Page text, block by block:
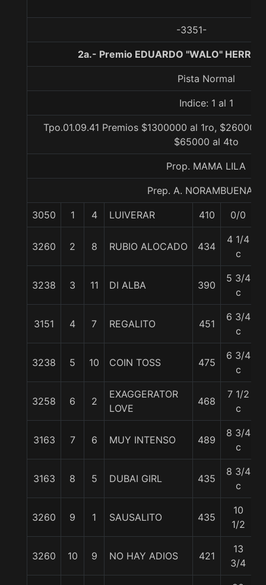
-3351-
2a.- Premio EDUARDO "WALO"
Pista Normal
Indice: 1 al 1
Tpo.01.09.41 Premios $1300000 al 1ro,
$65000 al 4to
Prop. MAMA LILA
Prep. A. NORAMBUENA G.
3050 1 4 LUIVERAR 410 0/0
3260 2 8 RUBIO ALOCADO 434
4 1/4
c
3238 3 11 DI ALBA 390
5 3/4
c
3151 4 7 REGALITO 451
6 3/4
c
3238 5 10 COIN TOSS 475
6 3/4
c
3258 6 2
EXAGGERATOR
LOVE
468
7 1/2
c
3163 7 6 MUY INTENSO 489
8 3/4
c
3163 8 5 DUBAI GIRL 435
8 3/4
c
3260 9 1 SAUSALITO 435
10
1/2
3260 10 9 NO HAY ADIOS 421
13
3/4